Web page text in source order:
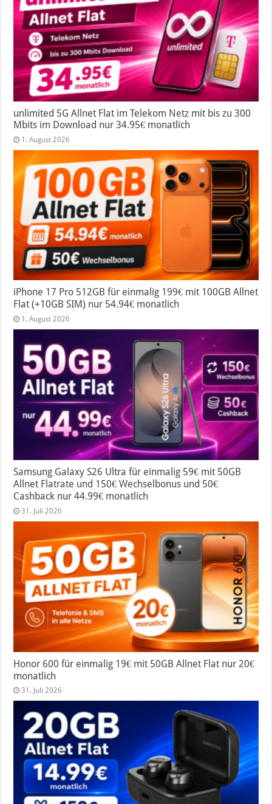
unlimited 5G Allnet Flat im Telekom Netz mit bis zu 300
Mbits im Download nur 34.95€ monatlich
1. August 2026
iPhone 17 Pro 512GB für einmalig 199€ mit 100GB Allnet
Flat (+10GB SIM) nur 54.94€ monatlich
1. August 2026
Samsung Galaxy S26 Ultra für einmalig 59€ mit 50GB
Allnet Flatrate und 150€ Wechselbonus und 50€
Cashback nur 44.99€ monatlich
31. Juli 2026
Honor 600 für einmalig 19€ mit 50GB Allnet Flat nur 20€
monatlich
31. Juli 2026